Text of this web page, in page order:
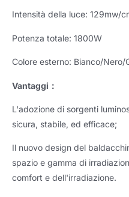
Intensità della luce: 129mw/
Potenza totale: 1800W
Colore esterno: Bianco/Nero/
Vantaggi ：
L'adozione di sorgenti
sicura, stabile, ed efficace;
Il nuovo design del
spazio e gamma di
comfort e dell'irradiazione.